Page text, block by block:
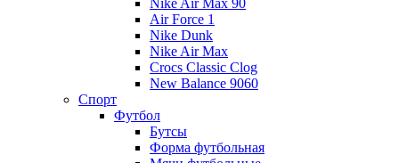
Air Force 1
Nike Dunk
Nike Air Max
Crocs Classic Clog
New Balance 9060
Спорт
Футбол
Бутсы
Форма футбольная